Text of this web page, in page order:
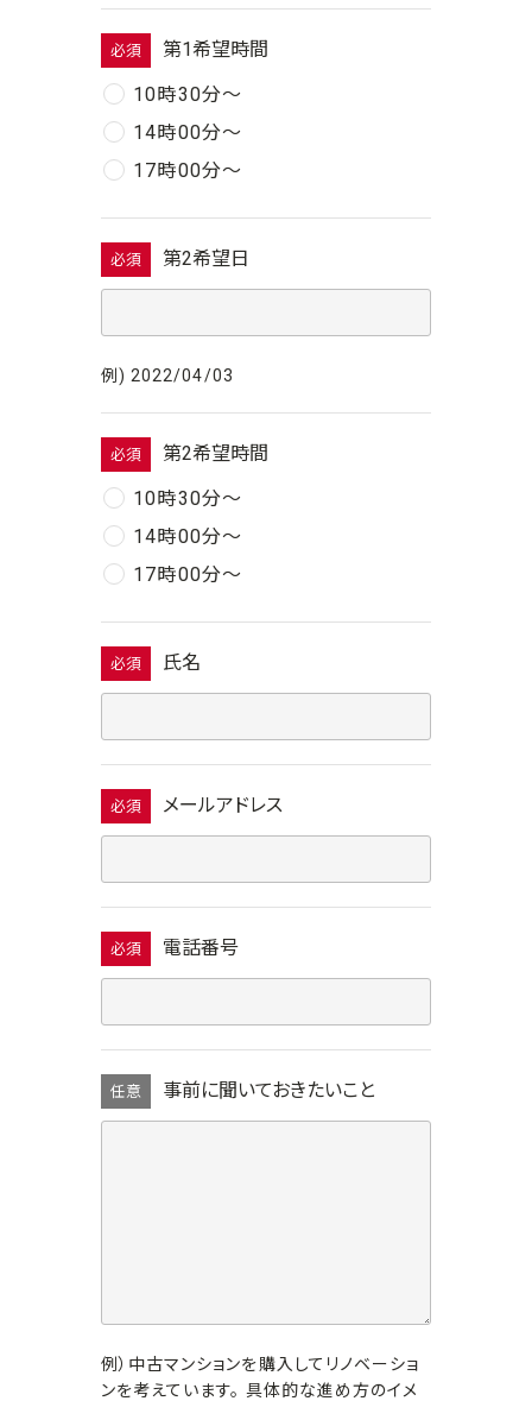
必須
第1希望時間
10時30分〜
14時00分〜
17時00分〜
必須 第2希望日
例) 2022/04/03
必須
第2希望時間
10時30分〜
14時00分〜
17時00分〜
必須 氏名
必須 メールアドレス
必須 電話番号
任意 事前に聞いておきたいこと
例）中古マンションを購入してリノベーショ
ンを考えています。 具体的な進め方のイメ